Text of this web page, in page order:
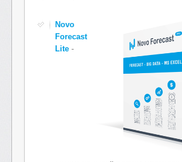
Novo
Forecast
Lite -